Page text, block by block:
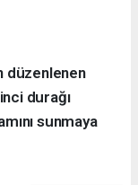
düzenlenen
durağı
sunmaya